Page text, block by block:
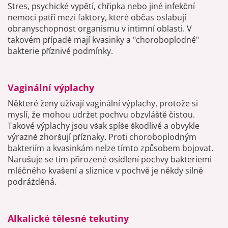
Stres, psychické vypětí, chřipka nebo jiné infekční
nemoci patří mezi faktory, které občas oslabují
obranyschopnost organismu v intimní oblasti. V
takovém případě mají kvasinky a "choroboplodné"
bakterie příznivé podmínky.
Vaginální výplachy
Některé ženy užívají vaginální výplachy, protože si
myslí, že mohou udržet pochvu obzvláště čistou.
Takové výplachy jsou však spíše škodlivé a obvykle
výrazně zhoršují příznaky. Proti choroboplodným
bakteriím a kvasinkám nelze tímto způsobem bojovat.
Narušuje se tím přirozené osídlení pochvy bakteriemi
mléčného kvašení a sliznice v pochvě je někdy silně
podrážděná.
Alkalické tělesné tekutiny